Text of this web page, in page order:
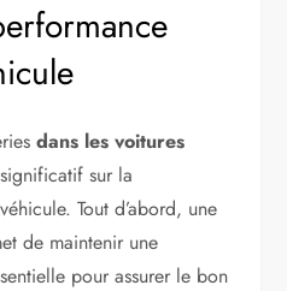
dans les voitures
sur la
Tout d’abord, une
de maintenir une
pour assurer le bon